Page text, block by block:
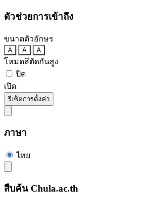
ตัวช่วยการเข้าถึง
ขนาดตัวอักษร
A A A
โหมดสีตัดกันสูง
ปิด
เปิด
รีเซ็ตการตั้งค่า
ภาษา
ไทย
สืบค้น Chula.ac.th